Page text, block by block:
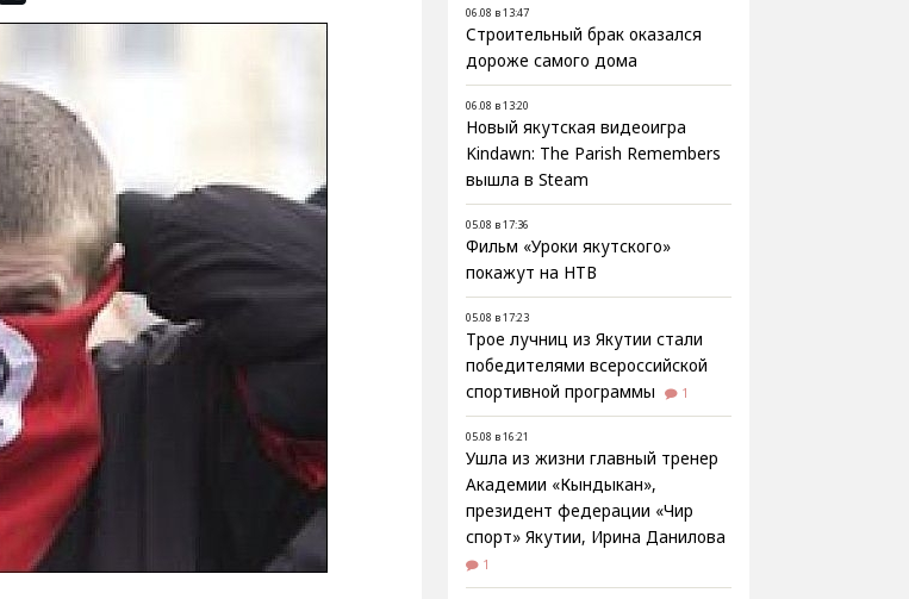
06.08 в 13:47
Строительный брак оказался
дороже самого дома
06.08 в 13:20
Новый якутская видеоигра
Kindawn: The Parish Remembers
вышла в Steam
05.08 в 17:36
Фильм «Уроки якутского»
покажут на НТВ
05.08 в 17:23
Трое лучниц из Якутии стали
победителями всероссийской
спортивной программы
1
05.08 в 16:21
Ушла из жизни главный тренер
Академии «Кындыкан»,
президент федерации «Чир
спорт» Якутии, Ирина Данилова
1